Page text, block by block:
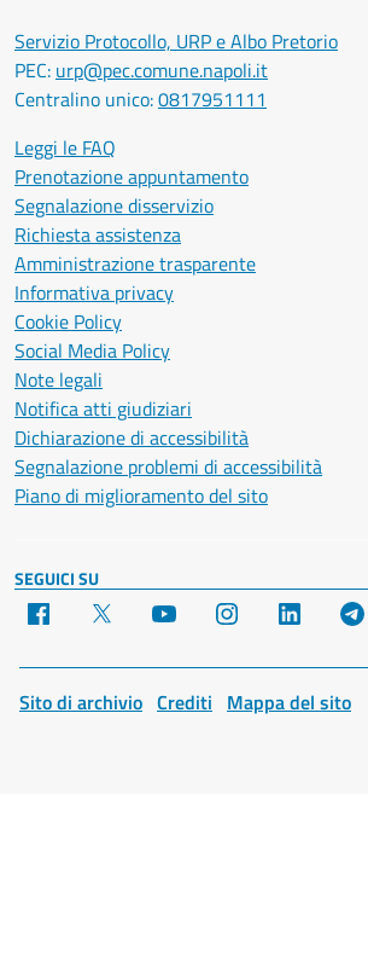
Servizio Protocollo, URP e Albo Pretorio
PEC: urp@pec.comune.napoli.it
Centralino unico:0817951111
Leggi le FAQ
Prenotazione appuntamento
Segnalazione disservizio
Richiesta assistenza
Amministrazione trasparente
Informativa privacy
Cookie Policy
Social Media Policy
Note legali
Notifica atti giudiziari
Dichiarazione di accessibilità
Segnalazione problemi di accessibilità
Piano di miglioramento del sito
SEGUICI SU
Facebook YouTube Instagram LinkedIn
Sito di archivio Crediti Mappa del sito